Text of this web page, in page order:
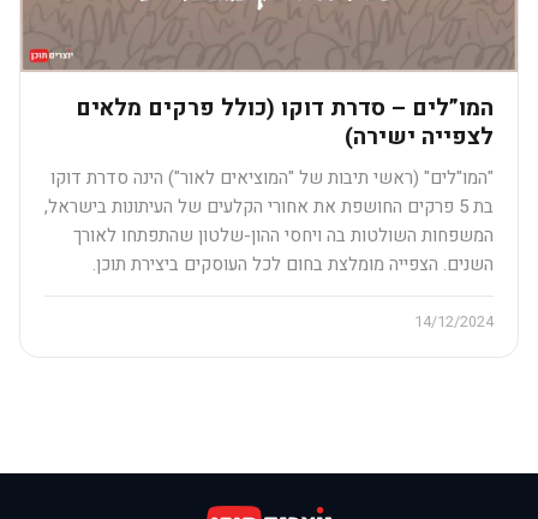
המו”לים – סדרת דוקו (כולל פרקים מלאים
לצפייה ישירה)
"המו"לים" (ראשי תיבות של "המוציאים לאור") הינה סדרת דוקו
בת 5 פרקים החושפת את אחורי הקלעים של העיתונות בישראל,
המשפחות השולטות בה ויחסי ההון-שלטון שהתפתחו לאורך
השנים. הצפייה מומלצת בחום לכל העוסקים ביצירת תוכן.
14/12/2024